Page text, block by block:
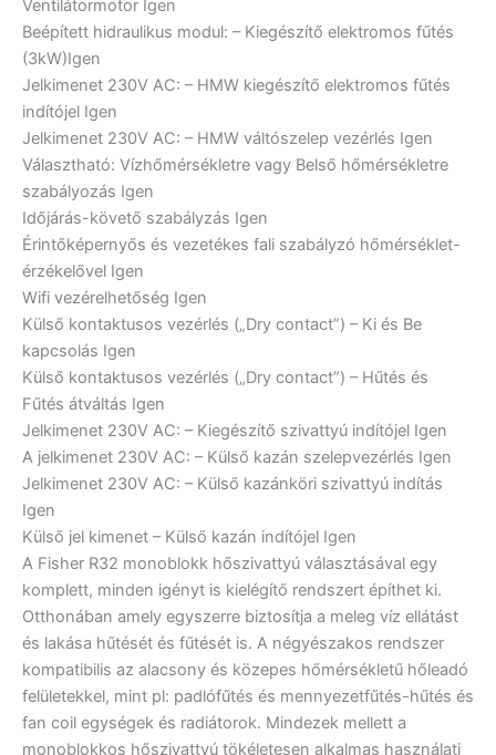
Ventilátormotor Igen
Beépített hidraulikus modul: – Kiegészítő elektromos fűtés
(3kW)Igen
Jelkimenet 230V AC: – HMW kiegészítő elektromos fűtés
indítójel Igen
Jelkimenet 230V AC: – HMW váltószelep vezérlés Igen
Választható: Vízhőmérsékletre vagy Belső hőmérsékletre
szabályozás Igen
Időjárás-követő szabályzás Igen
Érintőképernyős és vezetékes fali szabályzó hőmérséklet-
érzékelővel Igen
Wifi vezérelhetőség Igen
Külső kontaktusos vezérlés („Dry contact”) – Ki és Be
kapcsolás Igen
Külső kontaktusos vezérlés („Dry contact”) – Hűtés és
Fűtés átváltás Igen
Jelkimenet 230V AC: – Kiegészítő szivattyú indítójel Igen
A jelkimenet 230V AC: – Külső kazán szelepvezérlés Igen
Jelkimenet 230V AC: – Külső kazánköri szivattyú indítás
Igen
Külső jel kimenet – Külső kazán indítójel Igen
A Fisher R32 monoblokk hőszivattyú választásával egy
komplett, minden igényt is kielégítő rendszert építhet ki.
Otthonában amely egyszerre biztosítja a meleg víz ellátást
és lakása hűtését és fűtését is. A négyészakos rendszer
kompatibilis az alacsony és közepes hőmérsékletű hőleadó
felületekkel, mint pl: padlófűtés és mennyezetfűtés-hűtés és
fan coil egységek és radiátorok. Mindezek mellett a
monoblokkos hőszivattyú tökéletesen alkalmas használati